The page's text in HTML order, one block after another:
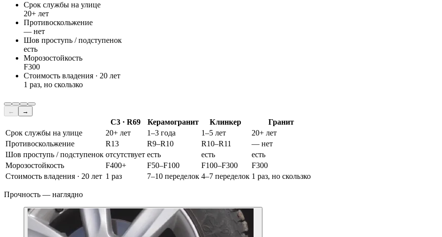
Срок службы на улице
20+ лет
Противоскольжение
— нет
Шов проступь / подступенок
есть
Морозостойкость
F300
Стоимость владения · 20 лет
1 раз, но скользко
← →
С3 · R69 Керамогранит Клинкер
Гранит
Срок службы на улице
20+ лет 1–3 года 1–5 лет
20+ лет
Противоскольжение
R13 R9–R10 R10–R11
— нет
Шов проступь / подступенок отсутствует есть есть
есть
Морозостойкость
F400+ F50–F100 F100–F300
F300
Стоимость владения · 20 лет 1 раз 7–10 переделок 4–7 переделок 1 раз, но скользко
Прочность — наглядно